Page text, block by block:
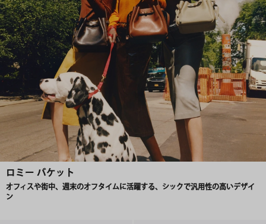
ロミー バケット
オフィスや街中、週末のオフタイムに活躍する、シックで汎用性の高いデザイ
ン